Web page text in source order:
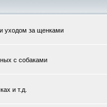
уходом за щенками
с собаками
и т.д.